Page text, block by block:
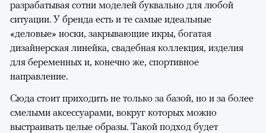
разрабатывая сотни моделей буквально для любой
ситуации. У бренда есть и те самые идеальные
«деловые» носки, закрывающие икры, богатая
дизайнерская линейка, свадебная коллекция, изделия
для беременных и, конечно же, спортивное
направление.
Сюда стоит приходить не только за базой, но и за более
смелыми аксессуарами, вокруг которых можно
выстраивать целые образы. Такой подход будет